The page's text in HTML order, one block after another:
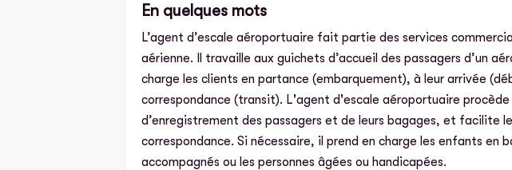
En quelques mots
L’agent d’escale aéroportuaire fait partie des services
aérienne. Il travaille aux guichets d’accueil des passagers d’un
charge les clients en partance (embarquement), à leur arrivée
correspondance (transit). L'agent d'escale aéroportuaire
d’enregistrement des passagers et de leurs bagages, et facilite
correspondance. Si nécessaire, il prend en charge les enfants en
accompagnés ou les personnes âgées ou handicapées.